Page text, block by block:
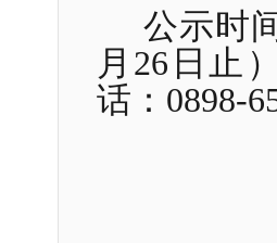
公示时
月26日止
话：0898-